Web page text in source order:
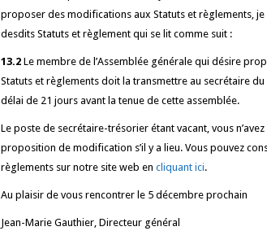
proposer des modifications aux Statuts et règlements, je
desdits Statuts et règlement qui se lit comme suit :
13.2 Le membre de l’Assemblée générale qui désire
Statuts et règlements doit la transmettre au secrétaire
délai de 21 jours avant la tenue de cette assemblée.
Le poste de secrétaire-trésorier étant vacant, vous
proposition de modification s’il y a lieu. Vous pouvez
règlements sur notre site web en cliquant ici.
Au plaisir de vous rencontrer le 5 décembre prochain
Jean-Marie Gauthier, Directeur général